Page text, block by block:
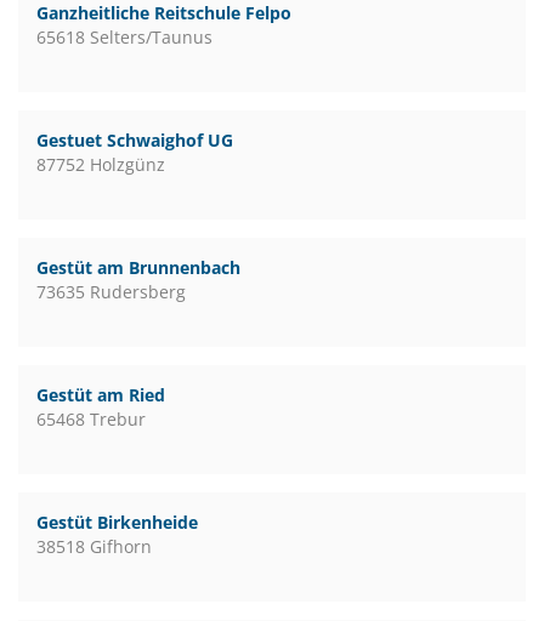
Ganzheitliche Reitschule Felpo
65618 Selters/Taunus
Gestuet Schwaighof UG
87752 Holzgünz
Gestüt am Brunnenbach
73635 Rudersberg
Gestüt am Ried
65468 Trebur
Gestüt Birkenheide
38518 Gifhorn